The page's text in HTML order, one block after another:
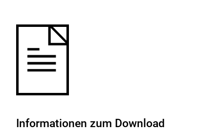
Informationen zum Download